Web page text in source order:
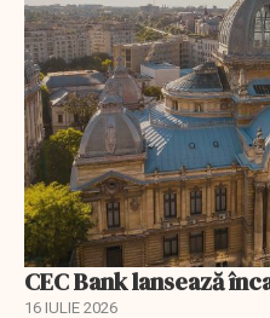
CEC Bank lansează
16 IULIE 2026